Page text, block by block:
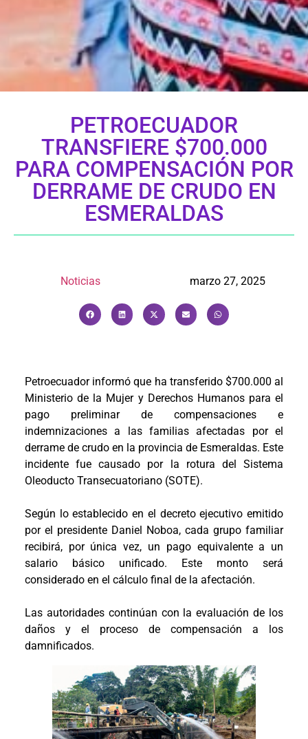
PETROECUADOR
TRANSFIERE $700.000
PARA COMPENSACIÓN POR
DERRAME DE CRUDO EN
ESMERALDAS
Noticias marzo 27, 2025
Petroecuador informó que ha transferido $700.000 al
Ministerio de la Mujer y Derechos Humanos para el
pago preliminar de compensaciones e
indemnizaciones a las familias afectadas por el
derrame de crudo en la provincia de Esmeraldas. Este
incidente fue causado por la rotura del Sistema
Oleoducto Transecuatoriano (SOTE).
Según lo establecido en el decreto ejecutivo emitido
por el presidente Daniel Noboa, cada grupo familiar
recibirá, por única vez, un pago equivalente a un
salario básico unificado. Este monto será
considerado en el cálculo final de la afectación.
Las autoridades continúan con la evaluación de los
daños y el proceso de compensación a los
damnificados.